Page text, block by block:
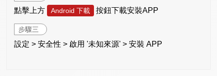
點擊上方 Android 下載 按鈕下載安裝APP
步驟三
設定 > 安全性 > 啟用 '未知來源' > 安裝 APP